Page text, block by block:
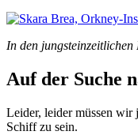
In den
Auf der Suche
Leider, leider müssen wir
Schiff zu sein.